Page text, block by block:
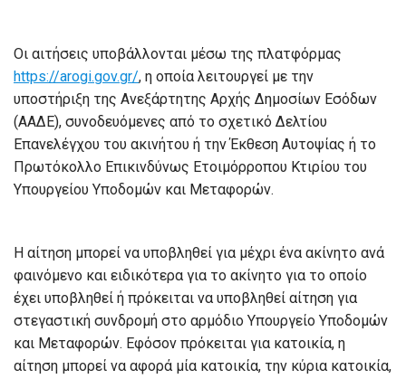
Οι αιτήσεις υποβάλλονται μέσω της πλατφόρμας
https://arogi.gov.gr/, η οποία λειτουργεί με την
υποστήριξη της Ανεξάρτητης Αρχής Δημοσίων Εσόδων
(ΑΑΔΕ), συνοδευόμενες από το σχετικό Δελτίου
Επανελέγχου του ακινήτου ή την Έκθεση Αυτοψίας ή το
Πρωτόκολλο Επικινδύνως Ετοιμόρροπου Κτιρίου του
Υπουργείου Υποδομών και Μεταφορών.
Η αίτηση μπορεί να υποβληθεί για μέχρι ένα ακίνητο ανά
φαινόμενο και ειδικότερα για το ακίνητο για το οποίο
έχει υποβληθεί ή πρόκειται να υποβληθεί αίτηση για
στεγαστική συνδρομή στο αρμόδιο Υπουργείο Υποδομών
και Μεταφορών. Εφόσον πρόκειται για κατοικία, η
αίτηση μπορεί να αφορά μία κατοικία, την κύρια κατοικία,